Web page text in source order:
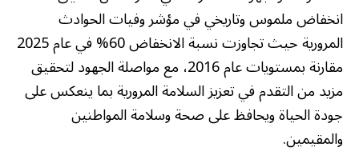
انخفاض ملموس وتاريخي في مؤشر وفيات الحوادث
المرورية حيث تجاوزت نسبة الانخفاض 60% في عام 2025
مقارنة بمستويات عام 2016، مع مواصلة الجهود لتحقيق
مزيد من التقدم في تعزيز السلامة المرورية بما ينعكس على
جودة الحياة ويحافظ على صحة وسلامة المواطنين
والمقيمين.